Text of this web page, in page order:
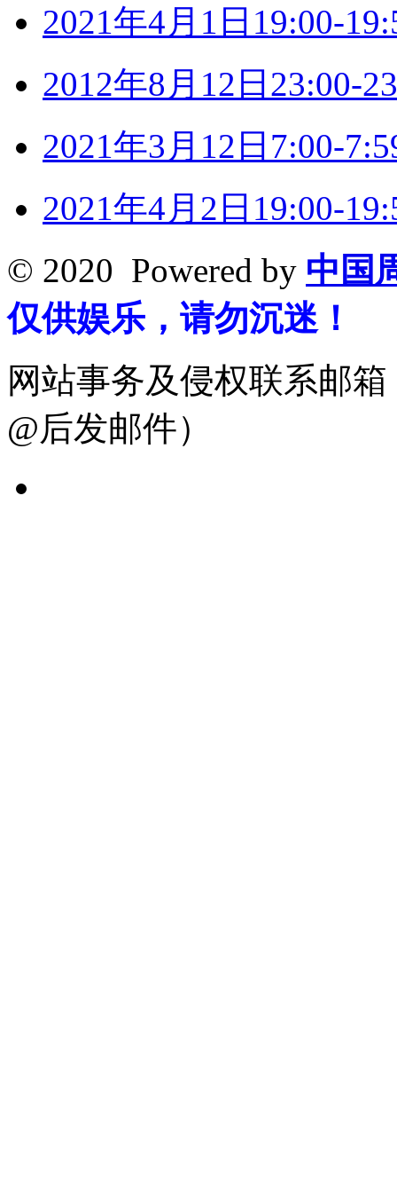
2021年4月1日19:00-
2012年8月12日23:00-
2021年3月12日7:00-
2021年4月2日19:00-
© 2020 Powered by 中国
仅供娱乐，请勿沉迷！
网站事务及侵权联系邮箱
@后发邮件）